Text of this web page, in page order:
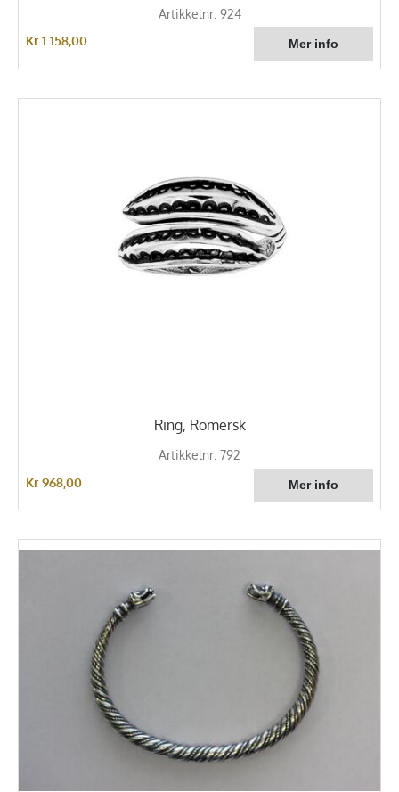
Artikkelnr: 924
Kr 1 158,00
Ring, Romersk
Artikkelnr: 792
Kr 968,00